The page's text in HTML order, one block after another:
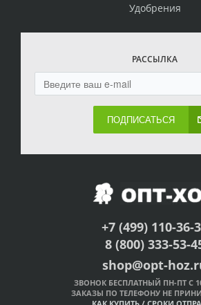
Удобрения
РАССЫЛКА
ПОДПИСАТЬСЯ
+7 (499) 110-36-
8 (800) 333-53-
shop@opt-
ЗВОНОК БЕСПЛАТНЫЙ ПН-ПТ С
ЗАКАЗЫ ПО ТЕЛЕФОНУ НЕ